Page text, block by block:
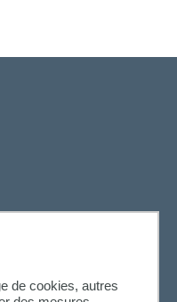
de cookies, autres